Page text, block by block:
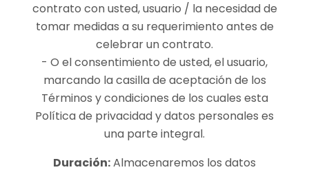
contrato con usted, usuario / la necesidad de
tomar medidas a su requerimiento antes de
celebrar un contrato.
- O el consentimiento de usted, el usuario,
marcando la casilla de aceptación de los
Términos y condiciones de los cuales esta
Política de privacidad y datos personales es
una parte integral.
Duración:Almacenaremos los datos